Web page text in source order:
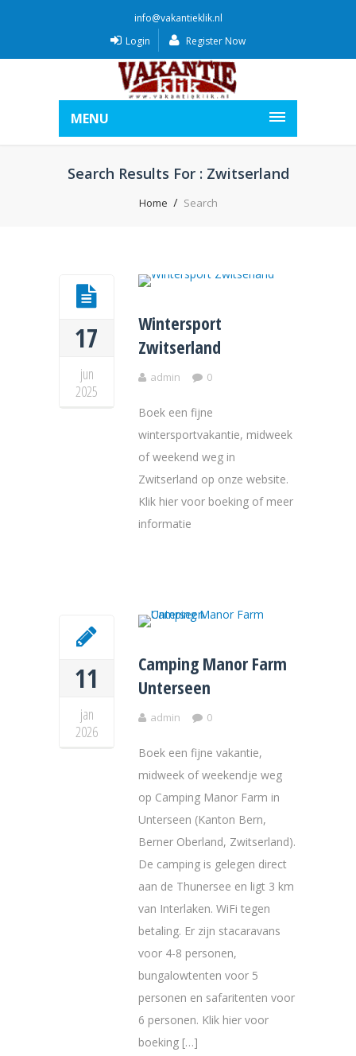
info@vakantieklik.nl
Login
Register Now
MENU
Search Results For : Zwitserland
Home Search
17
jun
2025
Wintersport
Zwitserland
admin 0
Boek een fijne
wintersportvakantie, midweek
of weekend weg in
Zwitserland op onze website.
Klik hier voor boeking of meer
informatie
11
jan
2026
Camping Manor Farm
Unterseen
admin 0
Boek een fijne vakantie,
midweek of weekendje weg
op Camping Manor Farm in
Unterseen (Kanton Bern,
Berner Oberland, Zwitserland).
De camping is gelegen direct
aan de Thunersee en ligt 3 km
van Interlaken. WiFi tegen
betaling. Er zijn stacaravans
voor 4-8 personen,
bungalowtenten voor 5
personen en safaritenten voor
6 personen. Klik hier voor
boeking […]